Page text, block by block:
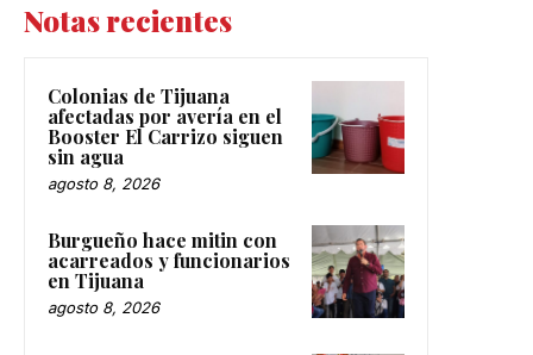
Notas recientes
Colonias de Tijuana
afectadas por avería en el
Booster El Carrizo siguen
sin agua
agosto 8, 2026
Burgueño hace mitin con
acarreados y funcionarios
en Tijuana
agosto 8, 2026